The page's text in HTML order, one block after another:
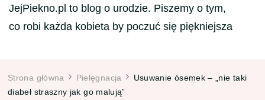
JejPiekno.pl to blog o urodzie. Piszemy o tym,
co robi każda kobieta by poczuć się piękniejsza
Strona główna Pielęgnacja
Usuwanie ósemek – „nie taki
diabeł straszny jak go malują”